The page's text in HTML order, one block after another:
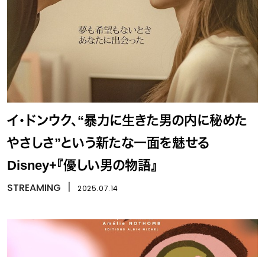
イ・ドンウク、“暴力に生きた男の内に秘めた
やさしさ”という新たな一面を魅せる
Disney+『優しい男の物語』
STREAMING 2025.07.14